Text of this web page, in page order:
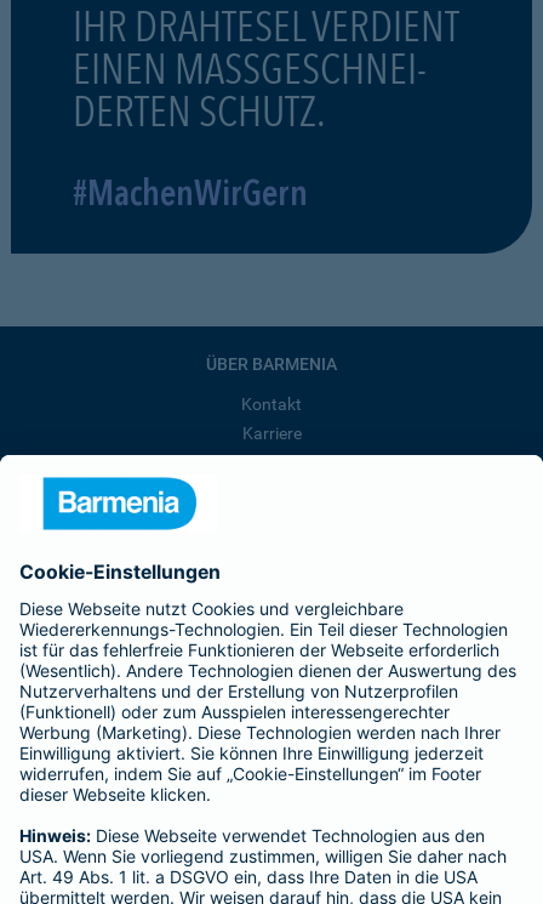
IHR DRAHTESEL VERDIENT
EINEN MASSGESCHNEI-
DERTEN SCHUTZ.
#MachenWirGern
ÜBER BARMENIA
Kontakt
Karriere
Barmenia ist Teil der BarmeniaGothaer
BELIEBTE SEITEN
Kranken-Zusatzversicherung
Tierversicherungen
Haftpflichtversicherung
Hausratversicherung
Adresse ändern
Schaden melden